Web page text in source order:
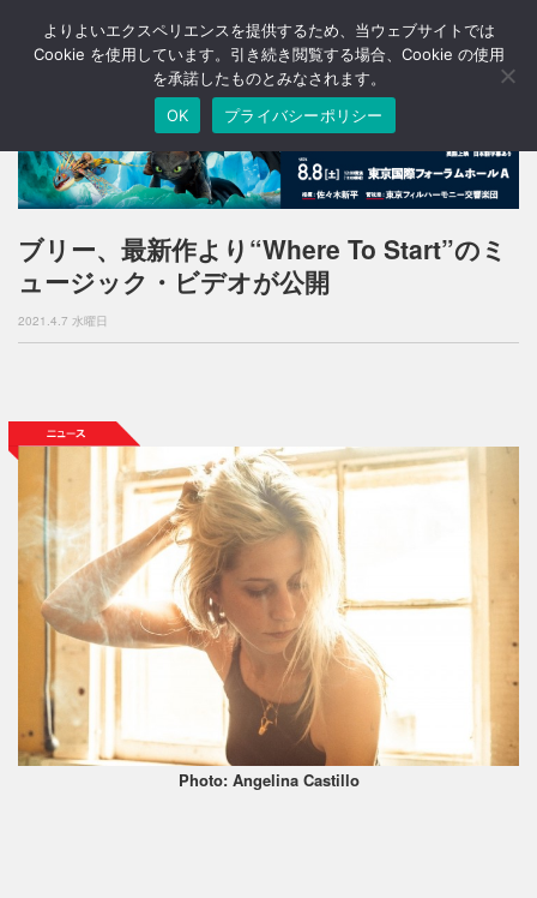
T
o
n
a
v
i
g
o
ブリー、最新作より“Where To Start”のミ
ュージック・ビデオが公開
2021.4.7 水曜日
Photo: Angelina Castillo
よりよいエクスペリエンスを提供するため、当ウェブサイトでは
Cookie を使用しています。引き続き閲覧する場合、Cookie の使用
を承諾したものとみなされます。
OK
プライバシーポリシー